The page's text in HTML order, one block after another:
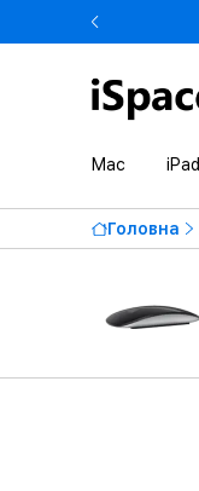
Mac iPad
Головна